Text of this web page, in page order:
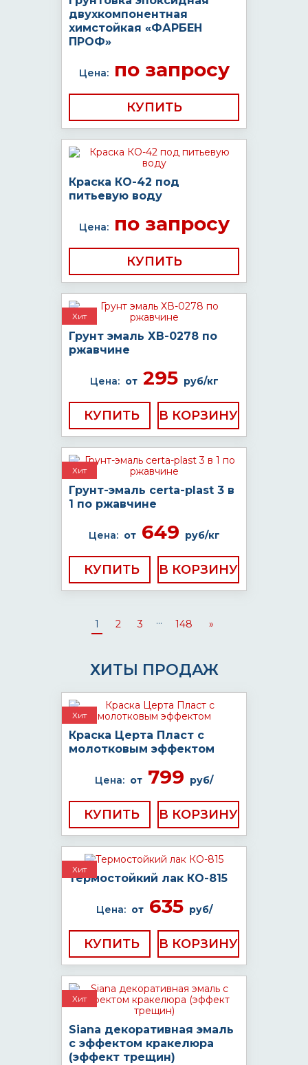
двухкомпонентная
химстойкая «ФАРБЕН
ПРОФ»
Цена:по запросу
КУПИТЬ
Краска КО-42 под
питьевую воду
Цена:по запросу
КУПИТЬ
Хит
Грунт эмаль ХВ-0278 по
ржавчине
Цена: от295 руб/кг
КУПИТЬ
Хит
Грунт-эмаль certa-plast 3 в
1 по ржавчине
Цена: от649 руб/кг
КУПИТЬ
1 2 3 ... 148 »
ХИТЫ ПРОДАЖ
Хит
Краска Церта Пласт с
молотковым эффектом
Цена: от 799 руб/
КУПИТЬ
Хит
Термостойкий лак КО-815
Цена: от635 руб/
КУПИТЬ
Хит
Siana декоративная эмаль
с эффектом кракелюра
(эффект трещин)